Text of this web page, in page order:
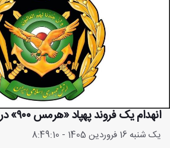
انهدام یک فروند پهپاد «هرمس ۹۰۰» در اصفهان
یک شنبه 16 فروردین 1405 - 8:49:10